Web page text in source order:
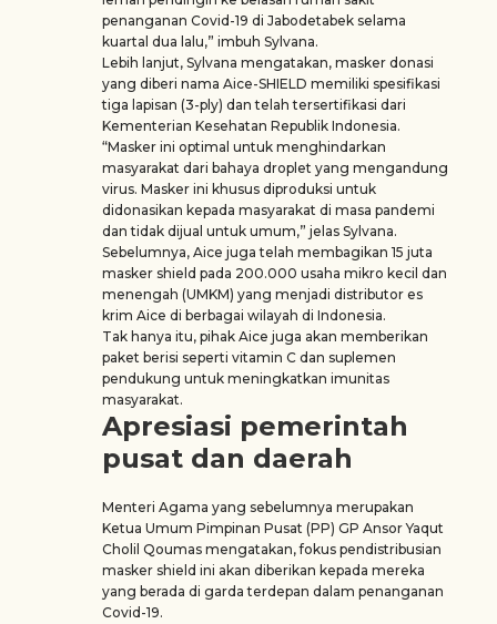
penanganan Covid-19 di Jabodetabek selama
kuartal dua lalu,” imbuh Sylvana.
Lebih lanjut, Sylvana mengatakan, masker donasi
yang diberi nama Aice-SHIELD memiliki spesifikasi
tiga lapisan (3-ply) dan telah tersertifikasi dari
Kementerian Kesehatan Republik Indonesia.
“Masker ini optimal untuk menghindarkan
masyarakat dari bahaya droplet yang mengandung
virus. Masker ini khusus diproduksi untuk
didonasikan kepada masyarakat di masa pandemi
dan tidak dijual untuk umum,” jelas Sylvana.
Sebelumnya, Aice juga telah membagikan 15 juta
masker shield pada 200.000 usaha mikro kecil dan
menengah (UMKM) yang menjadi distributor es
krim Aice di berbagai wilayah di Indonesia.
Tak hanya itu, pihak Aice juga akan memberikan
paket berisi seperti vitamin C dan suplemen
pendukung untuk meningkatkan imunitas
masyarakat.
Apresiasi pemerintah
pusat dan daerah
Menteri Agama yang sebelumnya merupakan
Ketua Umum Pimpinan Pusat (PP) GP Ansor Yaqut
Cholil Qoumas mengatakan, fokus pendistribusian
masker shield ini akan diberikan kepada mereka
yang berada di garda terdepan dalam penanganan
Covid-19.